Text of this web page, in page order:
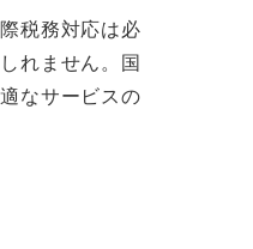
税務対応は必
れません。国
なサービスの